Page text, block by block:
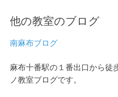
他の教室のブログ
南麻布ブログ
麻布十番駅の１番出口から徒
ノ教室ブログです。